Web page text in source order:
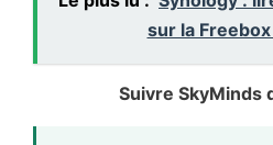
sur la
Suivre SkyMinds